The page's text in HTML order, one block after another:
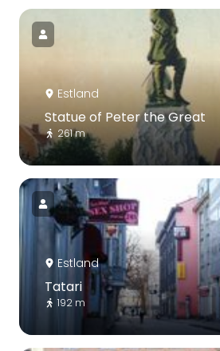
Estland
Statue of Peter the Great
261 m
Estland
Tatari
192 m